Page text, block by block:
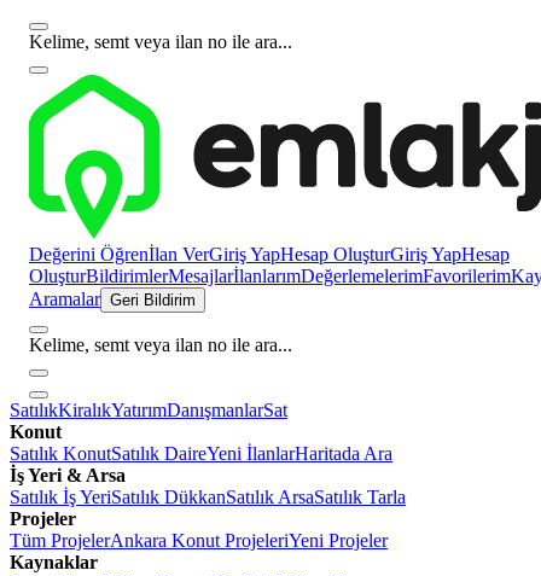
Kelime, semt veya ilan no ile ara...
Değerini Öğrenİlan VerGiriş YapHesap OluşturGiriş YapHesap
OluşturBildirimlerMesajlarİlanlarımDeğerlemelerimFavorilerim
Aramalar Geri Bildirim
Kelime, semt veya ilan no ile ara...
SatılıkKiralıkYatırımDanışmanlarSat
Konut
Satılık KonutSatılık DaireYeni İlanlarHaritada Ara
İş Yeri & Arsa
Satılık İş YeriSatılık DükkanSatılık ArsaSatılık Tarla
Projeler
Tüm ProjelerAnkara Konut ProjeleriYeni Projeler
Kaynaklar